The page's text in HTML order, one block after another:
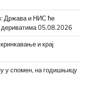
Држава и НИС ће
05.08.2026
и крај
у спомен, на годишњицу